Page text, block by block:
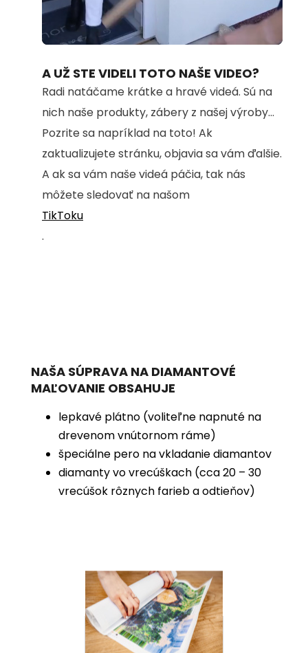
Unmute Loaded
100.00%
A UŽ STE VIDELI TOTO NAŠE VIDEO?
Radi natáčame krátke a hravé videá. Sú na
nich naše produkty, zábery z našej výroby...
Pozrite sa napríklad na toto! Ak
zaktualizujete stránku, objavia sa vám ďalšie.
A ak sa vám naše videá páčia, tak nás
môžete sledovať na našom
TikToku
.
NAŠA SÚPRAVA NA DIAMANTOVÉ
MAĽOVANIE OBSAHUJE
lepkavé plátno (voliteľne napnuté na
drevenom vnútornom ráme)
špeciálne pero na vkladanie diamantov
diamanty vo vrecúškach (cca 20 – 30
vrecúšok rôznych farieb a odtieňov)